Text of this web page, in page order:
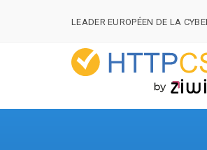
LEADER EUROPÉEN DE LA